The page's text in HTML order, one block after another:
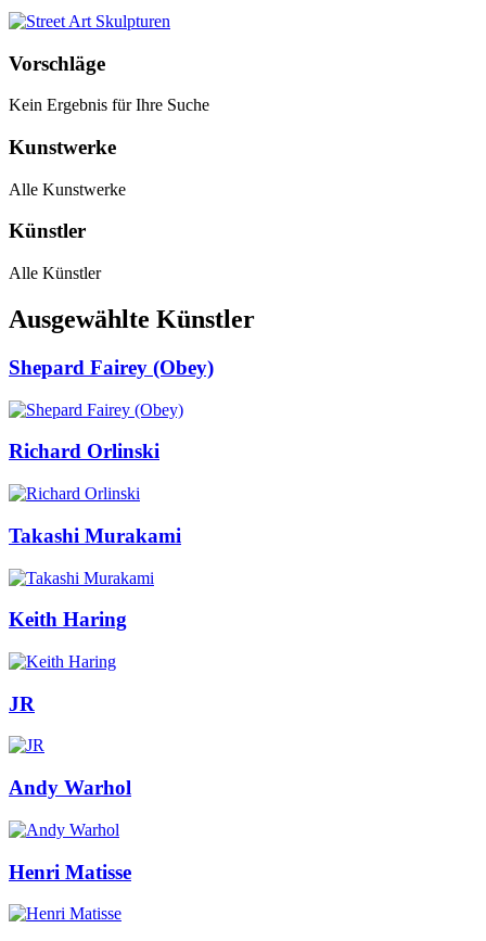
Vorschläge
Kein Ergebnis für Ihre Suche
Kunstwerke
Alle Kunstwerke
Künstler
Alle Künstler
Ausgewählte Künstler
Shepard Fairey (Obey)
Richard Orlinski
Takashi Murakami
Keith Haring
JR
Andy Warhol
Henri Matisse